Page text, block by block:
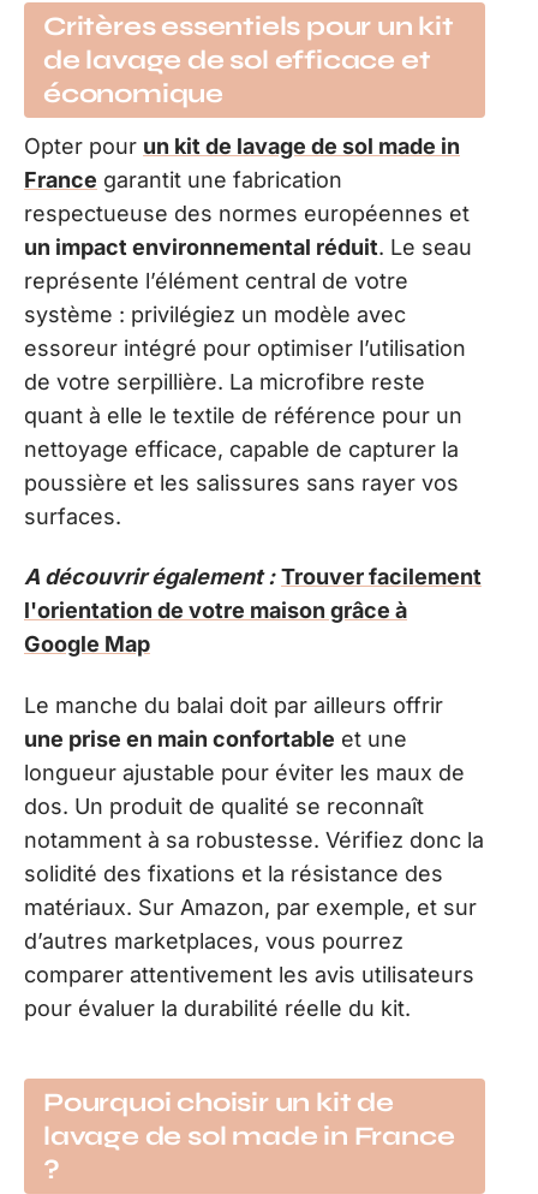
Critères essentiels pour un kit
de lavage de sol efficace et
économique
Opter pour un kit de lavage de sol made in
France garantit une fabrication
respectueuse des normes européennes et
un impact environnemental réduit. Le seau
représente l’élément central de votre
système : privilégiez un modèle avec
essoreur intégré pour optimiser l’utilisation
de votre serpillière. La microfibre reste
quant à elle le textile de référence pour un
nettoyage efficace, capable de capturer la
poussière et les salissures sans rayer vos
surfaces.
A découvrir également : Trouver facilement
l'orientation de votre maison grâce à
Google Map
Le manche du balai doit par ailleurs offrir
une prise en main confortable et une
longueur ajustable pour éviter les maux de
dos. Un produit de qualité se reconnaît
notamment à sa robustesse. Vérifiez donc la
solidité des fixations et la résistance des
matériaux. Sur Amazon, par exemple, et sur
d’autres marketplaces, vous pourrez
comparer attentivement les avis utilisateurs
pour évaluer la durabilité réelle du kit.
Pourquoi choisir un kit de
lavage de sol made in France
?